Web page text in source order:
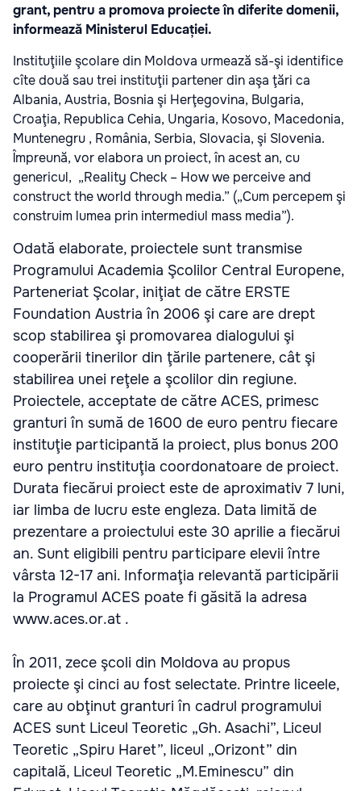
grant, pentru a promova proiecte în diferite domenii,
informează Ministerul Educației.
Instituţiile şcolare din Moldova urmează să-şi identifice
cîte două sau trei instituţii partener din aşa ţări ca
Albania, Austria, Bosnia şi Herţegovina, Bulgaria,
Croaţia, Republica Cehia, Ungaria, Kosovo, Macedonia,
Muntenegru , România, Serbia, Slovacia, şi Slovenia.
Împreună, vor elabora un proiect, în acest an, cu
genericul, „Reality Check – How we perceive and
construct the world through media.” („Cum percepem şi
construim lumea prin intermediul mass media”).
Odată elaborate, proiectele sunt transmise
Programului Academia Şcolilor Central Europene,
Parteneriat Şcolar, iniţiat de către ERSTE
Foundation Austria în 2006 şi care are drept
scop stabilirea şi promovarea dialogului şi
cooperării tinerilor din ţările partenere, cât şi
stabilirea unei reţele a şcolilor din regiune.
Proiectele, acceptate de către ACES, primesc
granturi în sumă de 1600 de euro pentru fiecare
instituţie participantă la proiect, plus bonus 200
euro pentru instituţia coordonatoare de proiect.
Durata fiecărui proiect este de aproximativ 7 luni,
iar limba de lucru este engleza. Data limită de
prezentare a proiectului este 30 aprilie a fiecărui
an. Sunt eligibili pentru participare elevii între
vârsta 12-17 ani. Informaţia relevantă participării
la Programul ACES poate fi găsită la adresa
www.aces.or.at .
În 2011, zece şcoli din Moldova au propus
proiecte şi cinci au fost selectate. Printre liceele,
care au obţinut granturi în cadrul programului
ACES sunt Liceul Teoretic „Gh. Asachi”, Liceul
Teoretic „Spiru Haret”, liceul „Orizont” din
capitală, Liceul Teoretic „M.Eminescu” din